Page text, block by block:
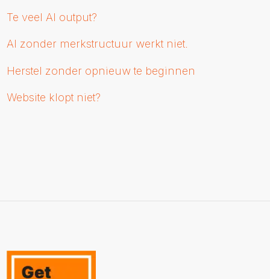
Te veel AI output?
AI zonder merkstructuur werkt niet.
Herstel zonder opnieuw te beginnen
Website klopt niet?